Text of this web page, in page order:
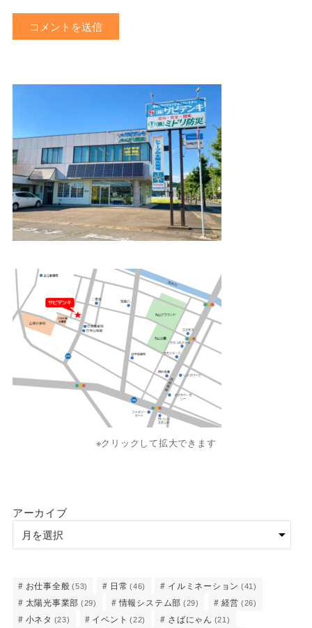
※クリックして拡大できます
アーカイブ
お仕事全般 (53) 日常 (46) イルミネーション (41)
太陽光事業部 (29) 情報システム部 (29) 経営 (26)
小ネタ (23) イベント (22) さばにゃん (21)